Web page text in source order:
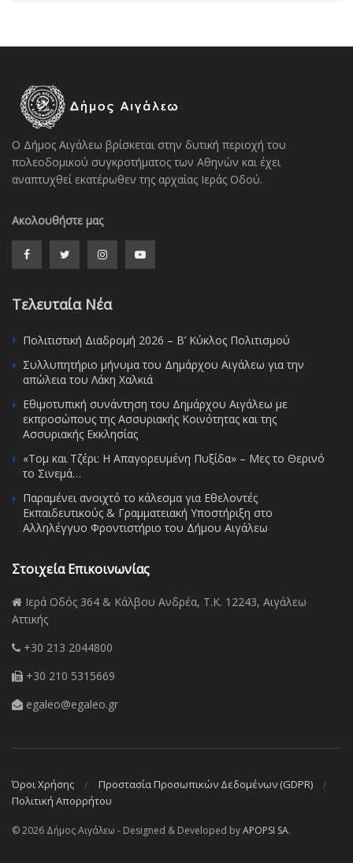
Ο Δήμος Αιγάλεω βρίσκεται στην δυτική περιοχή του
πολεοδομικού συγκροτήματος των Αθηνών και έχει
αναπτυχθεί εκατέρωθεν της αρχαίας Ιεράς Οδού.
Ακολουθήστε μας
Τελευταία Νέα
Πολιτιστική Διαδρομή 2026 – Β’ Κύκλος Πολιτισμού
Συλλυπητήριο μήνυμα του Δημάρχου Αιγάλεω για την
απώλεια του Λάκη Χαλκιά
Εθιμοτυπική συνάντηση του Δημάρχου Αιγάλεω με
εκπροσώπους της Ασσυριακής Κοινότητας και της
Ασσυριακής Εκκλησίας
«Τομ και Τζέρι: Η Απαγορευμένη Πυξίδα» – Μες το Θερινό
το Σινεμά…
Παραμένει ανοιχτό το κάλεσμα για Εθελοντές
Εκπαιδευτικούς & Γραμματειακή Υποστήριξη στο
Αλληλέγγυο Φροντιστήριο του Δήμου Αιγάλεω
Στοιχεία Επικοινωνίας
Ιερά Οδός 364 & Κάλβου Ανδρέα, Τ.Κ. 12243, Αιγάλεω
Αττικής
+30 213 2044800
+30 210 5315669
egaleo@egaleo.gr
Όροι Χρήσης
Προστασία Προσωπικών Δεδομένων (GDPR)
Πολιτική Απορρήτου
© 2026 Δήμος Αιγάλεω - Designed & Developed byAPOPSI SA.